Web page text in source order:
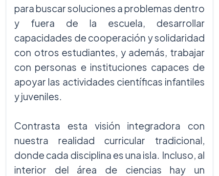
para buscar soluciones a problemas dentro
y fuera de la escuela, desarrollar
capacidades de cooperación y solidaridad
con otros estudiantes, y además, trabajar
con personas e instituciones capaces de
apoyar las actividades científicas infantiles
y juveniles.
Contrasta esta visión integradora con
nuestra realidad curricular tradicional,
donde cada disciplina es una isla. Incluso, al
interior del área de ciencias hay un